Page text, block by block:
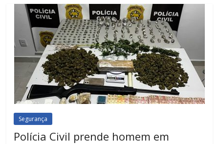
Segurança
Polícia Civil prende homem em